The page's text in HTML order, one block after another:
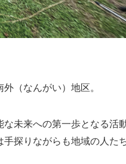
（なんがい）地区。
未来への第一歩となる活
探りながらも地域の人た